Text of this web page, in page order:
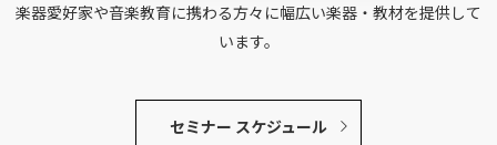
楽器愛好家や音楽教育に携わる方々に幅広い楽器・教材を提供して
います。
セミナー スケジュール